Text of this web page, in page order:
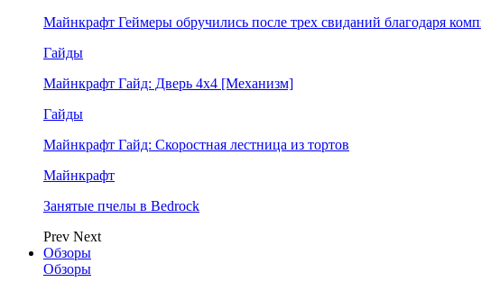
Майнкрафт Геймеры обручились после трех свиданий благодаря
Гайды
Майнкрафт Гайд: Дверь 4х4 [Механизм]
Гайды
Майнкрафт Гайд: Скоростная лестница из тортов
Майнкрафт
Занятые пчелы в Bedrock
Prev Next
Обзоры
Обзоры